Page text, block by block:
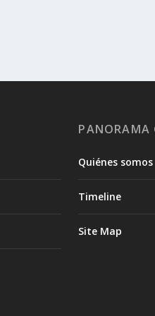
PANORAMA
Quiénes somos
Timeline
Site Map